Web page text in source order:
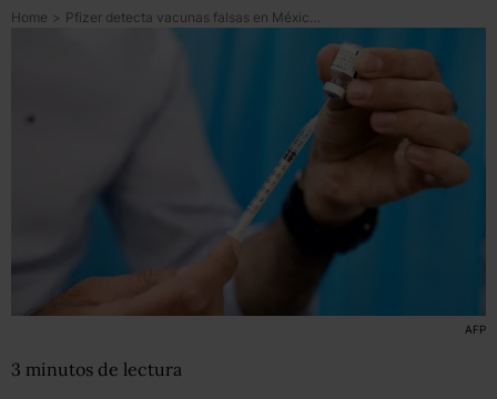
Home > Pfizer detecta vacunas falsas en México; se aplicaron en Nuevo León y era agua destilada
AFP
3 minutos de lectura